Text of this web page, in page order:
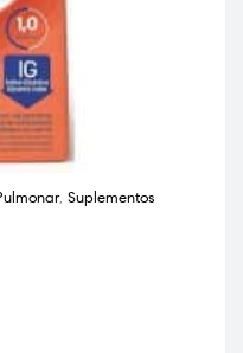
, Suplementos